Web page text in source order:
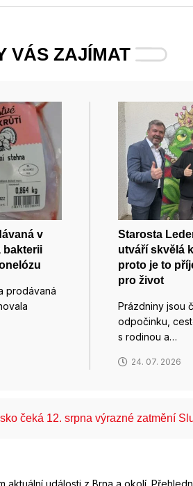
VÁS ZAJÍMAT
v
bakterii
prodávaná
Starosta
utváří skvělá
proto je to
pro život
Prázdniny jsou
odpočinku,
s rodinou a…
24. 07. 2026
čeká 12. srpna výrazné zatmění